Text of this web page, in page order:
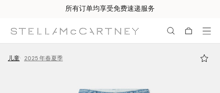
所有订单均享受免费速递服务
儿童 2025 年春夏季